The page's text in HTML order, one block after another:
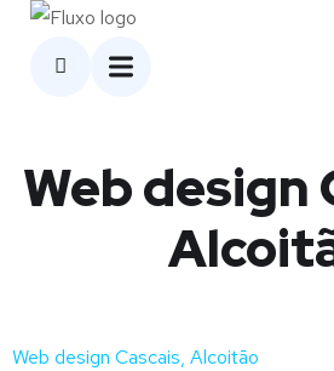
Web design
Web design Cascais, Alcoitão